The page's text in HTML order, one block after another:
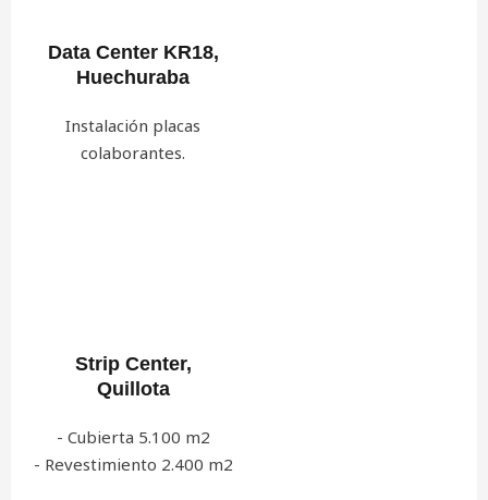
Data Center KR18,
Huechuraba
Instalación placas
colaborantes.
Strip Center,
Quillota
- Cubierta 5.100 m2
- Revestimiento 2.400 m2